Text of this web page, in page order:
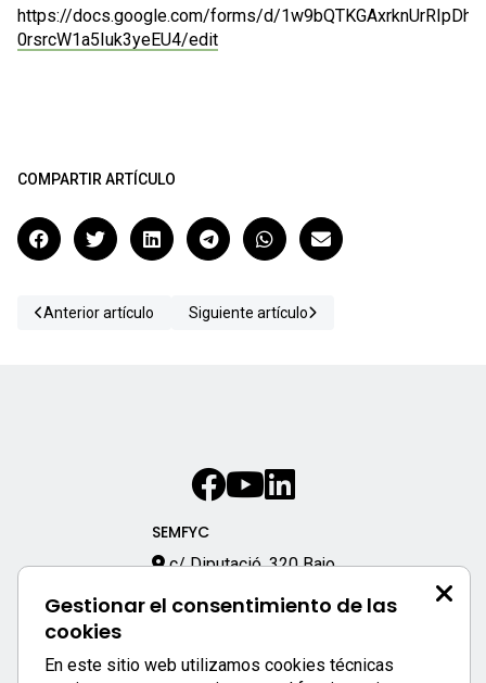
https://docs.google.com/forms/d/
0rsrcW1a5Iuk3yeEU4/edit
COMPARTIR ARTÍCULO
Anterior artículo Siguiente artículo
Gestionar el consentimiento de las
cookies
En este sitio web utilizamos cookies técnicas
SEMFYC
c/ Diputació, 320 Bajo
933 170 333
Enlaces destacados: